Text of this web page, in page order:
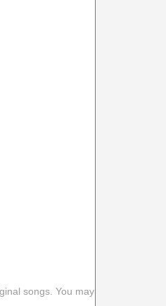
songs. You may